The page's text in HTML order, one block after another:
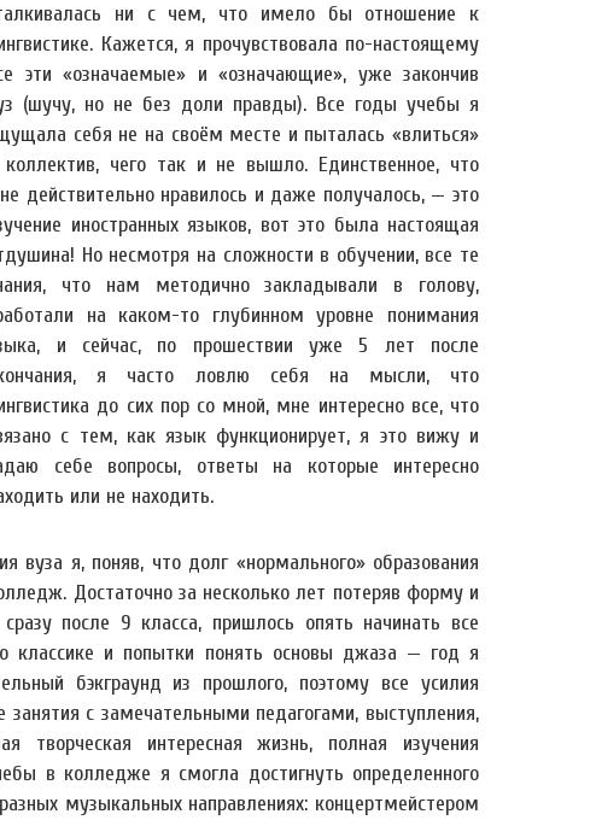
ни с чем, что имело бы отношение к
Кажется, я прочувствовала по-настоящему
эти «означаемые» и «означающие», уже закончив
(шучу, но не без доли правды). Все годы учебы я
себя не на своём месте и пыталась «влиться»
чего так и не вышло. Единственное, что
действительно нравилось и даже получалось, — это
иностранных языков, вот это была настоящая
Но несмотря на сложности в обучении, все те
что нам методично закладывали в голову,
на каком-то глубинном уровне понимания
и сейчас, по прошествии уже 5 лет после
я часто ловлю себя на мысли, что
до сих пор со мной, мне интересно все, что
с тем, как язык функционирует, я это вижу и
себе вопросы, ответы на которые интересно
или не находить.
я, поняв, что долг «нормального» образования
Достаточно за несколько лет потеряв форму и
после 9 класса, пришлось опять начинать все
классике и попытки понять основы джаза — год я
бэкграунд из прошлого, поэтому все усилия
с замечательными педагогами, выступления,
творческая интересная жизнь, полная изучения
в колледже я смогла достигнуть определенного
музыкальных направлениях: концертмейстером